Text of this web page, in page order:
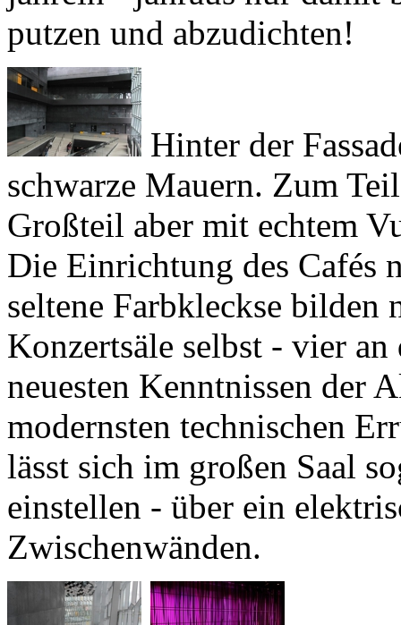
schwarze Mauern. Zum
Großteil aber mit echtem
Die Einrichtung des Cafés
seltene Farbkleckse bilden
Konzertsäle selbst - vier
neuesten Kenntnissen der
modernsten technischen
lässt sich im großen Saal
einstellen - über ein
Zwischenwänden.